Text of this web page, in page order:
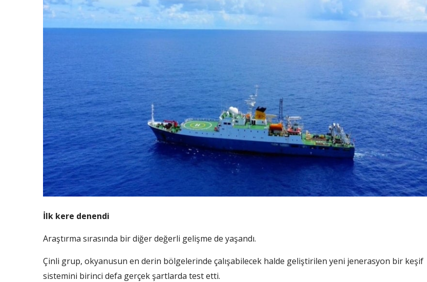
İlk kere denendi
Araştırma sırasında bir diğer değerli gelişme de yaşandı.
Çinli grup, okyanusun en derin bölgelerinde çalışabilecek halde geliştirilen yeni jenerasyon bir keşif
sistemini birinci defa gerçek şartlarda test etti.